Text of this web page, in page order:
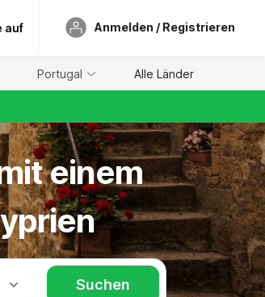
auf Anmelden / Registrieren
Portugal Alle Länder
einem
Suchen